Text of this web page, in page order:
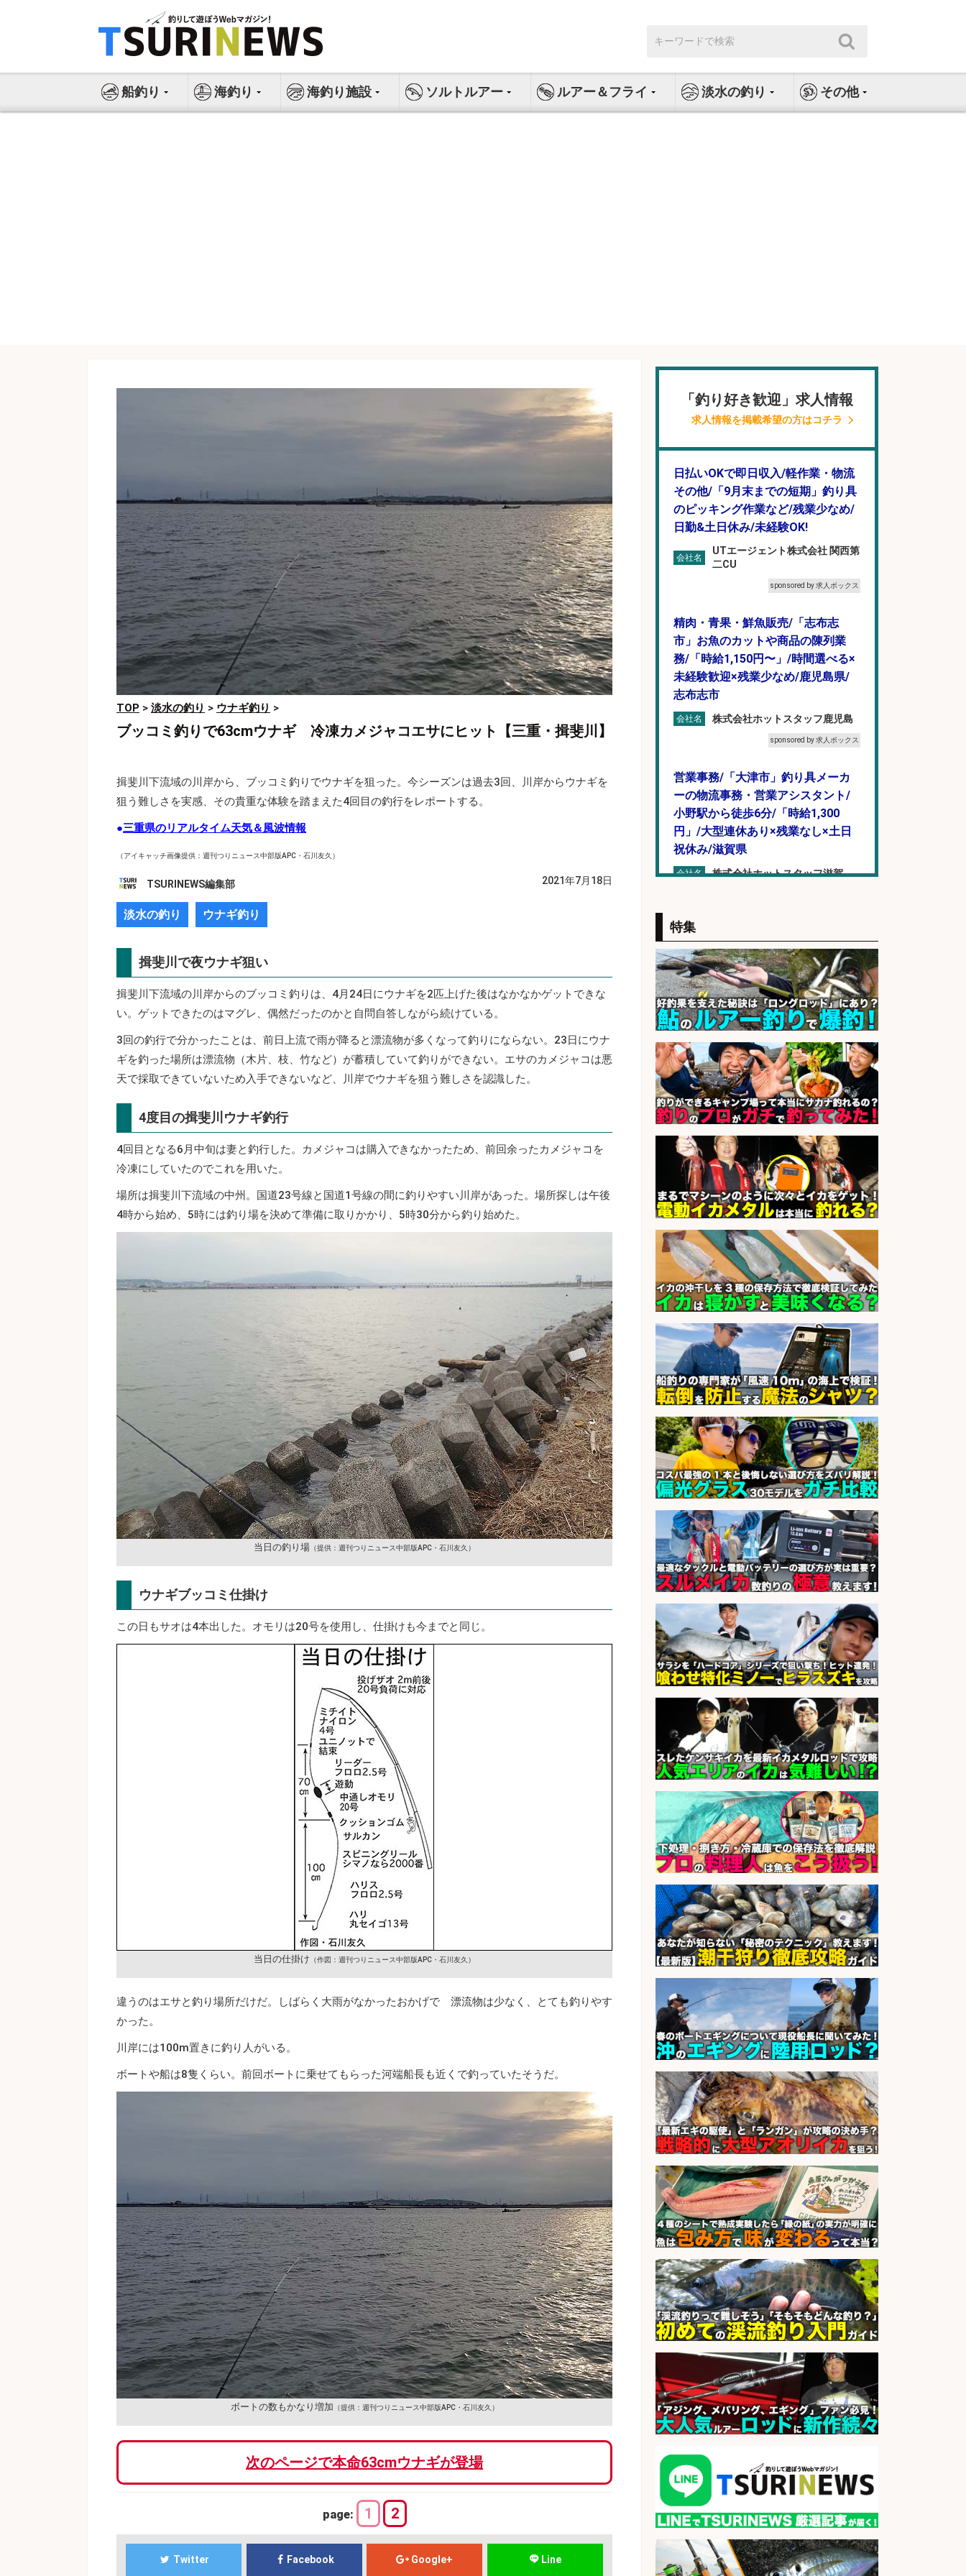
ス
索:
船釣り 海釣り 海釣り施設 ソルトルアー ルアー＆フライ 淡水の釣り その他
TOP > 淡水の釣り > ウナギ釣り >
ブッコミ釣りで63cmウナギ 冷凍カメジャコエサにヒット【三重・揖斐川】
揖斐川下流域の川岸から、ブッコミ釣りでウナギを狙った。今シーズンは過去3回、川岸からウナギを
狙う難しさを実感、その貴重な体験を踏まえた4回目の釣行をレポートする。
●三重県のリアルタイム天気＆風波情報
（アイキャッチ画像提供：週刊つりニュース中部版APC・石川友久）
TSURINEWS編集部 2021年7月18日
淡水の釣り ウナギ釣り
揖斐川で夜ウナギ狙い
揖斐川下流域の川岸からのブッコミ釣りは、4月24日にウナギを2匹上げた後はなかなかゲットできな
い。ゲットできたのはマグレ、偶然だったのかと自問自答しながら続けている。
3回の釣行で分かったことは、前日上流で雨が降ると漂流物が多くなって釣りにならない。23日にウナ
ギを釣った場所は漂流物（木片、枝、竹など）が蓄積していて釣りができない。エサのカメジャコは悪
天で採取できていないため入手できないなど、川岸でウナギを狙う難しさを認識した。
4度目の揖斐川ウナギ釣行
4回目となる6月中旬は妻と釣行した。カメジャコは購入できなかったため、前回余ったカメジャコを
冷凍にしていたのでこれを用いた。
場所は揖斐川下流域の中州。国道23号線と国道1号線の間に釣りやすい川岸があった。場所探しは午後
4時から始め、5時には釣り場を決めて準備に取りかかり、5時30分から釣り始めた。
当日の釣り場 （提供：週刊つりニュース中部版APC・石川友久）
ウナギブッコミ仕掛け
この日もサオは4本出した。オモリは20号を使用し、仕掛けも今までと同じ。
当日の仕掛け （作図：週刊つりニュース中部版APC・石川友久）
違うのはエサと釣り場所だけだ。しばらく大雨がなかったおかげで 漂流物は少なく、とても釣りやす
かった。
川岸には100m置きに釣り人がいる。
ボートや船は8隻くらい。前回ボートに乗せてもらった河端船長も近くで釣っていたそうだ。
ボートの数もかなり増加 （提供：週刊つりニュース中部版APC・石川友久）
次のページで本命63cmウナギが登場
page: 1 2
Twitter Facebook Google+ Line
「釣り好き歓迎」求人情報
求人情報を掲載希望の方はコチラ
日払いOKで即日収入/軽作業・物流
その他/「9月末までの短期」釣り具
のピッキング作業など/残業少なめ/
日勤&土日休み/未経験OK!
会社名
UTエージェント株式会社 関西第
二CU
sponsored by 求人ボックス
精肉・青果・鮮魚販売/「志布志
市」お魚のカットや商品の陳列業
務/「時給1,150円〜」/時間選べる×
未経験歓迎×残業少なめ/鹿児島県/
志布志市
会社名 株式会社ホットスタッフ鹿児島
sponsored by 求人ボックス
営業事務/「大津市」釣り具メーカ
ーの物流事務・営業アシスタント/
小野駅から徒歩6分/「時給1,300
円」/大型連休あり×残業なし×土日
祝休み/滋賀県
会社名 株式会社ホットスタッフ滋賀
販売スタッフ/「未経験歓迎」魚を
捌く作業なし!イオン食品売場スタッ
フ募集/東京都/目黒区
会社名 イオンスタイル碑文谷店
sponsored by 求人ボックス
精肉・青果・鮮魚販売/「志布志
市」「時給1,150円〜」志布志市内
でお魚のカットや商品の陳列スタッ
フ/車通勤OK×時間選べる×未経験歓
迎/鹿児島県/志布志市
会社名 株式会社ホットスタッフ鹿児島
sponsored by 求人ボックス
日払いOKで即日収入/製造スタッフ/
「広島市佐伯区」「時給1,200円」
日払いOK!広島市佐伯区でお魚のパ
ック詰めや品出しスタッフ/未経験
歓迎×残業少なめ×週4日〜OK/広島
県/広島市西区
sponsored by 求人ボックス
精肉・青果・鮮魚販売/「志布志
市」「時給1,150円〜」志布志市で
お魚のカットや商品の陳列業務/時
間選べる×未経験歓迎×残業少なめ/
鹿児島県/志布志市
会社名 株式会社ホットスタッフ鹿児島
sponsored by 求人ボックス
日払いOKで即日収入/ライン作業員/
「堺市堺区」 未経験歓迎/入社祝金
10万円/堺市堺区の工場で自転車部
品や釣り具の組立/日払いOK&土日
祝休みで年間休日126日
会社名
パーソルファクトリーパートナ
ーズ株式会社
sponsored by 求人ボックス
コンビニ/広島県/調理なし・軽作業
スタート お魚のパック詰め 品出し/
週4日から勤務OK/希望休が取得で
きる
会社名 株式会社ホットスタッフ五日市
sponsored by 求人ボックス
釣り具/評価・テスト・実験/釣り具
部品・工業用部品メーカー/Excel
sponsored by 求人ボックス
さらに求人情報を見る
特集